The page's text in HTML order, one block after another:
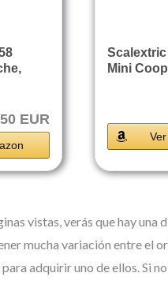
EUR
Scalextric
Mini
vistas, verás que hay
mucha variación entre el
adquirir uno de ellos. Si